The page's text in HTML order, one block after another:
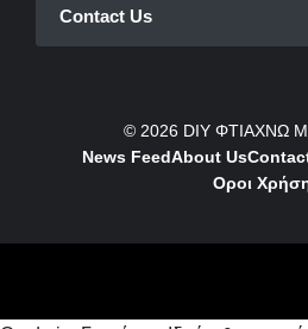
Contact Us
© 2026 DIY ΦΤΙΑΧΝΩ
News FeedAbout Us
Οροι